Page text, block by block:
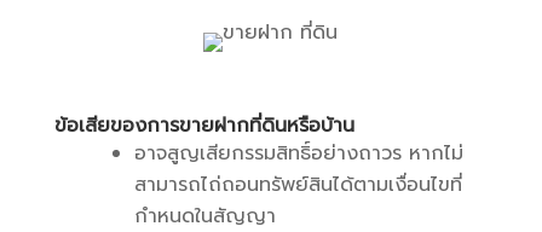
ข้อเสียของการขายฝากที่ดินหรือบ้าน
อาจสูญเสียกรรมสิทธิ์อย่างถาวร หากไม่
สามารถไถ่ถอนทรัพย์สินได้ตามเงื่อนไขที่
กำหนดในสัญญา